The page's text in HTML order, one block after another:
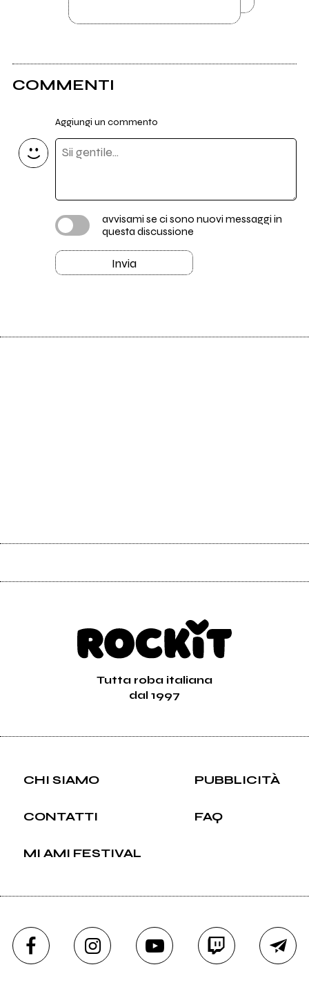
COMMENTI
Aggiungi un commento
avvisami se ci sono nuovi messaggi in
questa discussione
Invia
Tutta roba italiana
dal 1997
CHI SIAMO PUBBLICITÀ
CONTATTI FAQ
MI AMI FESTIVAL